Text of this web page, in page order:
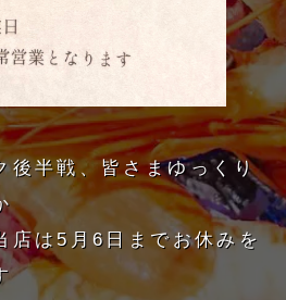
後半戦、皆さまゆっくり
店は5月6日までお休みを